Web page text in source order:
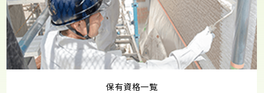
保有資格一覧